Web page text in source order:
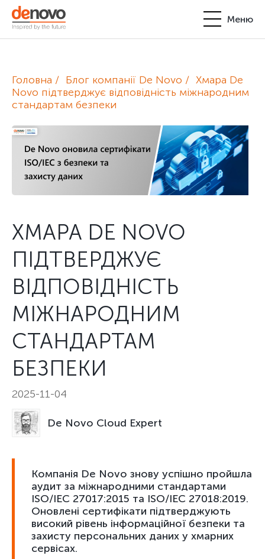
Меню
De Novo
Блог
Контакти
+380-44-200-93-39
Головна Блог компанії De Novo
Хмара De
Novo підтверджує відповідність міжнародним
стандартам безпеки
ХМАРА DE NOVO
ПІДТВЕРДЖУЄ
ВІДПОВІДНІСТЬ
МІЖНАРОДНИМ
СТАНДАРТАМ
БЕЗПЕКИ
2025-11-04
De Novo Cloud Expert
Компанія De Novo знову успішно пройшла
аудит за міжнародними стандартами
ISO/IEC 27017:2015 та ISO/IEC 27018:2019.
Оновлені сертифікати підтверджують
високий рівень інформаційної безпеки та
захисту персональних даних у хмарних
сервісах.